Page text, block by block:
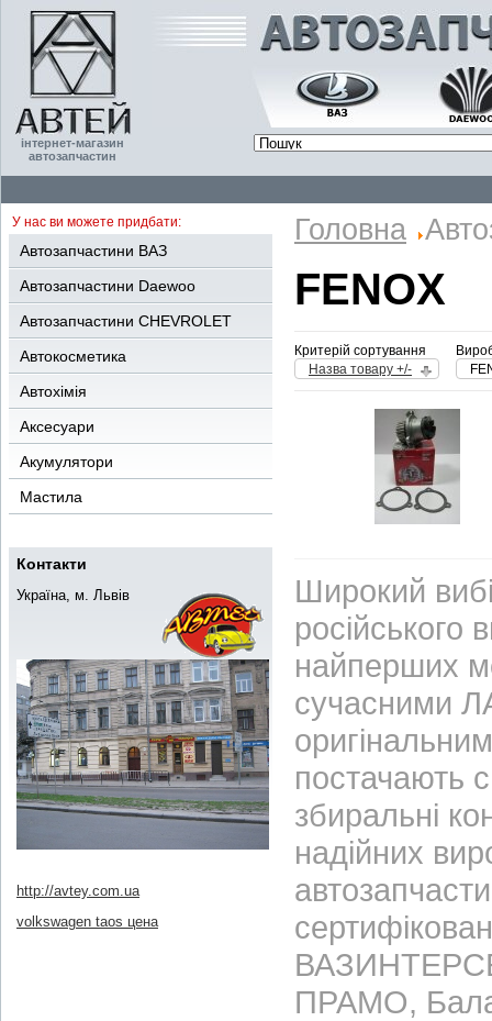
інтернет-магазин
автозапчастин
У нас ви можете придбати:
Автозапчастини ВАЗ
Автозапчастини Daewoo
Автозапчастини CHEVROLET
Автокосметика
Автохімія
Аксесуари
Акумулятори
Мастила
Контакти
Україна, м. Львів
http://avtey.com.ua
volkswagen taos цена
Головна
FENOX
Критерій сортування
Назва товару +/-
Широкий
найперших
сучасними
постачають
збиральні
надійних
ПРАМО,